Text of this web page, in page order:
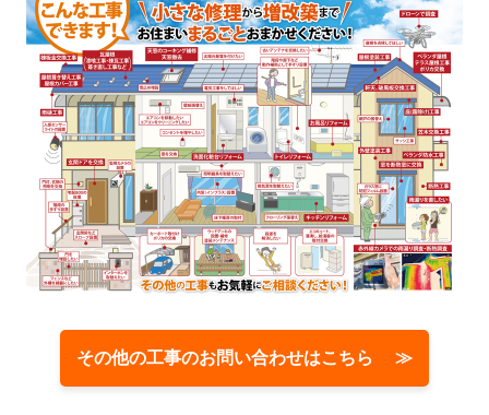
その他の工事のお問い合わせはこちら ≫